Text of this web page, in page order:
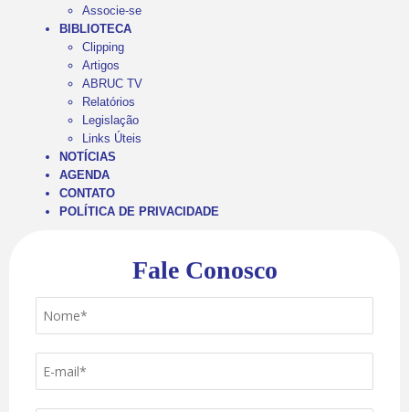
Associe-se
BIBLIOTECA
Clipping
Artigos
ABRUC TV
Relatórios
Legislação
Links Úteis
NOTÍCIAS
AGENDA
CONTATO
POLÍTICA DE PRIVACIDADE
Fale Conosco